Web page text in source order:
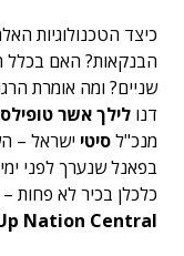
כיצד הטכנולוגיות
הבנקאות? האם בכלל
שניים? ומה אומרת
דנו לילך אשר
מנכ"לסיטי ישראל –
בפאנל שנערך לפני
כלכלן בכיר לא פחות
Nation Central